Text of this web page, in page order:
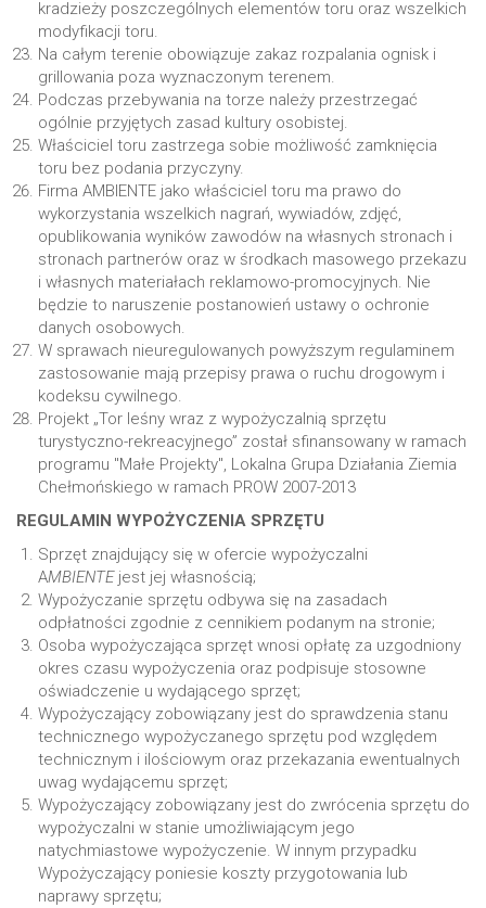
kradzieży poszczególnych elementów toru oraz wszelkich
modyfikacji toru.
Na całym terenie obowiązuje zakaz rozpalania ognisk i
grillowania poza wyznaczonym terenem.
Podczas przebywania na torze należy przestrzegać
ogólnie przyjętych zasad kultury osobistej.
Właściciel toru zastrzega sobie możliwość zamknięcia
toru bez podania przyczyny.
Firma AMBIENTE jako właściciel toru ma prawo do
wykorzystania wszelkich nagrań, wywiadów, zdjęć,
opublikowania wyników zawodów na własnych stronach i
stronach partnerów oraz w środkach masowego przekazu
i własnych materiałach reklamowo-promocyjnych. Nie
będzie to naruszenie postanowień ustawy o ochronie
danych osobowych.
W sprawach nieuregulowanych powyższym regulaminem
zastosowanie mają przepisy prawa o ruchu drogowym i
kodeksu cywilnego.
Projekt „Tor leśny wraz z wypożyczalnią sprzętu
turystyczno-rekreacyjnego” został sfinansowany w ramach
programu "Małe Projekty", Lokalna Grupa Działania Ziemia
Chełmońskiego w ramach PROW 2007-2013
REGULAMIN WYPOŻYCZENIA SPRZĘTU
Sprzęt znajdujący się w ofercie wypożyczalni
AMBIENTE jest jej własnością;
Wypożyczanie sprzętu odbywa się na zasadach
odpłatności zgodnie z cennikiem podanym na stronie;
Osoba wypożyczająca sprzęt wnosi opłatę za uzgodniony
okres czasu wypożyczenia oraz podpisuje stosowne
oświadczenie u wydającego sprzęt;
Wypożyczający zobowiązany jest do sprawdzenia stanu
technicznego wypożyczanego sprzętu pod względem
technicznym i ilościowym oraz przekazania ewentualnych
uwag wydającemu sprzęt;
Wypożyczający zobowiązany jest do zwrócenia sprzętu do
wypożyczalni w stanie umożliwiającym jego
natychmiastowe wypożyczenie. W innym przypadku
Wypożyczający poniesie koszty przygotowania lub
naprawy sprzętu;